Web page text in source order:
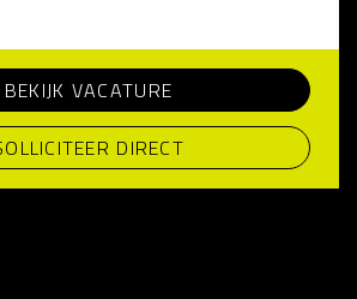
BEKIJK VACATURE
DIRECT